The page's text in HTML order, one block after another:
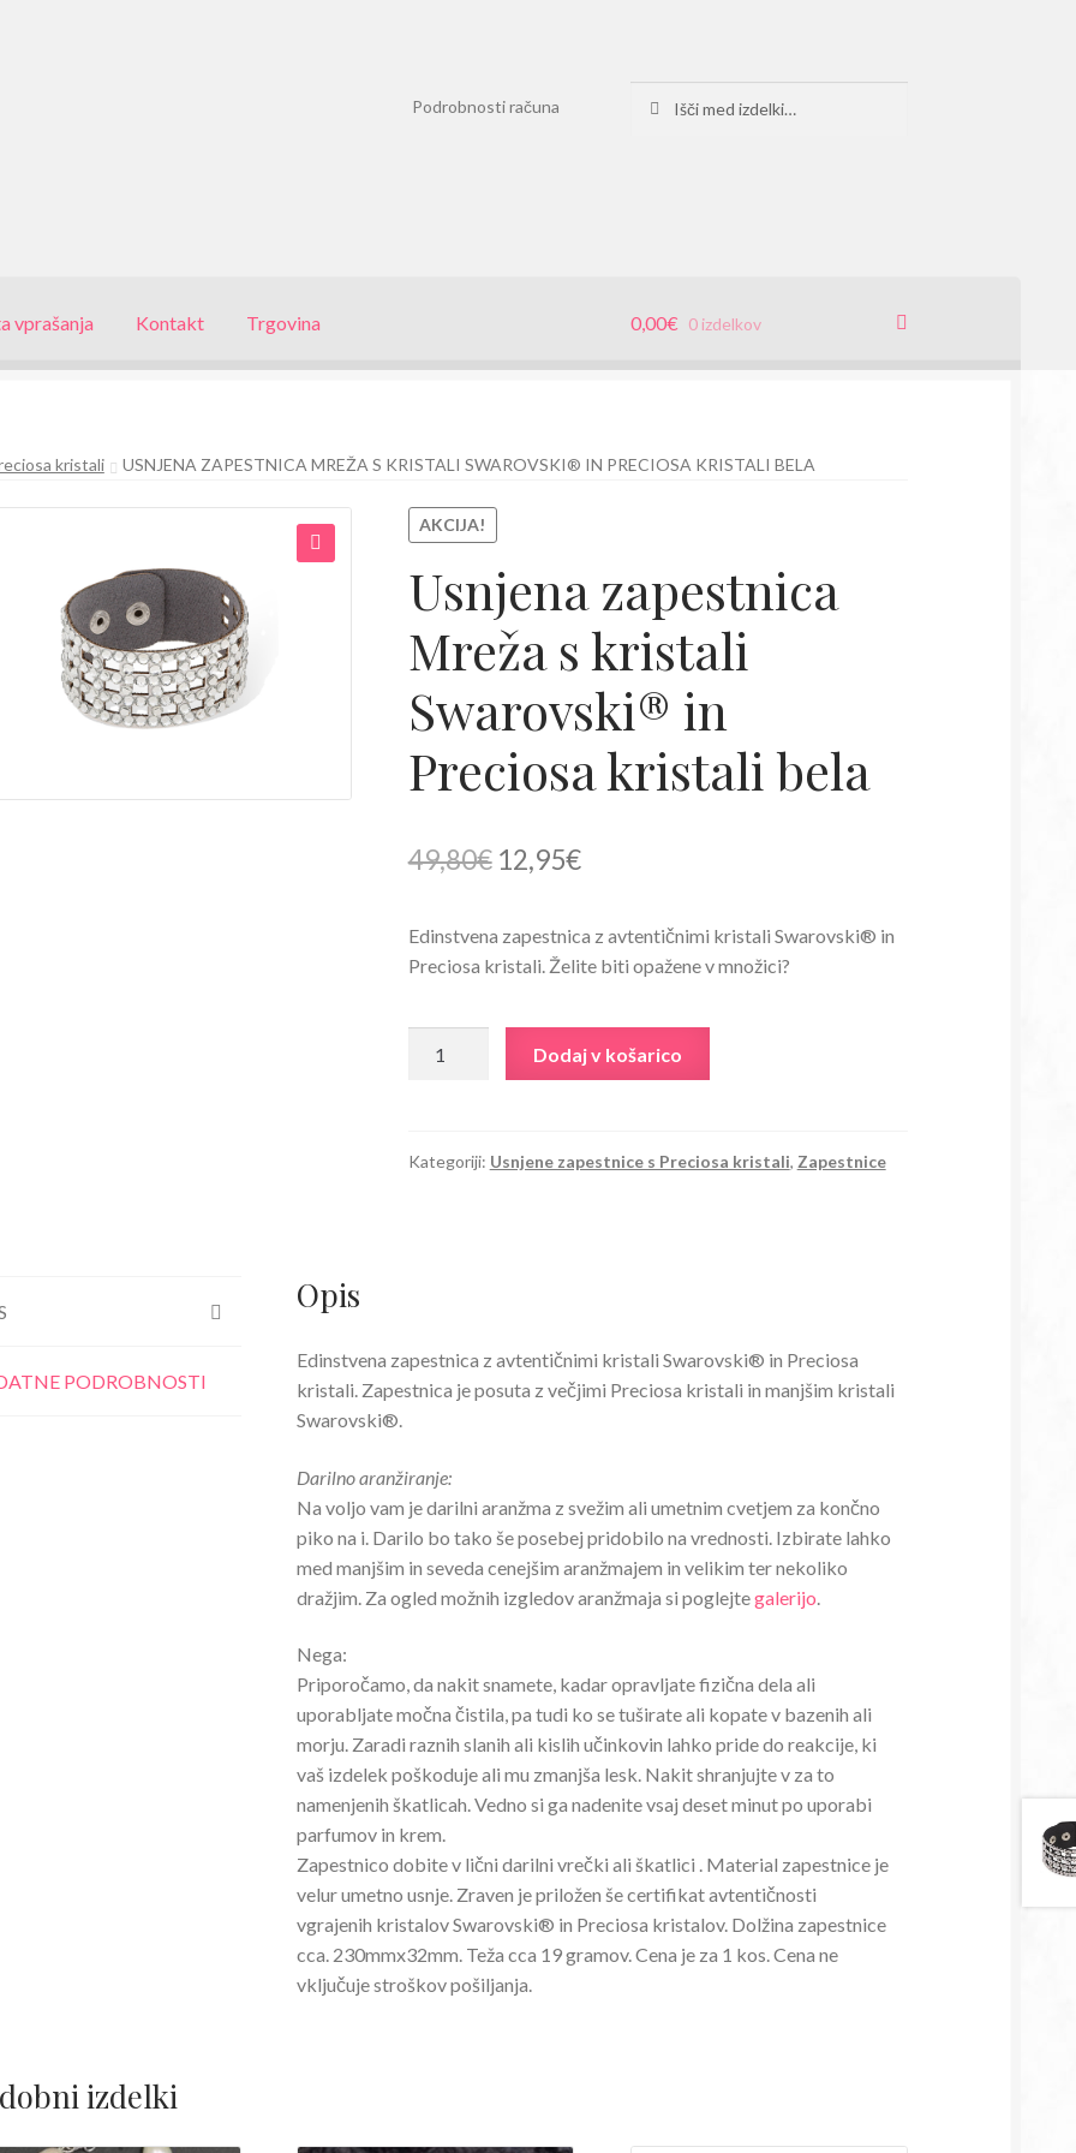
Podrobnosti računa
vprašanja Kontakt Trgovina 0,00€ 0 izdelkov
kristali USNJENA ZAPESTNICA MREŽA S KRISTALI SWAROVSKI® IN PRECIOSA KRISTALI BELA
AKCIJA!
Usnjena zapestnica
Mreža s kristali
Swarovski® in
Preciosa kristali bela
49,80€ Izvirna
je
49,80€.
12,95€Trenutna
je:
Edinstvena zapestnica z avtentičnimi kristali Swarovski® in
Preciosa kristali. Želite biti opažene v množici?
kristali
Dodaj v košarico
Kategoriji: Usnjene zapestnice s Preciosa kristali, Zapestnice
PODROBNOSTI
Opis
Edinstvena zapestnica z avtentičnimi kristali Swarovski® in Preciosa
kristali. Zapestnica je posuta z večjimi Preciosa kristali in manjšim kristali
Swarovski®.
Darilno aranžiranje:
Na voljo vam je darilni aranžma z svežim ali umetnim cvetjem za končno
piko na i. Darilo bo tako še posebej pridobilo na vrednosti. Izbirate lahko
med manjšim in seveda cenejšim aranžmajem in velikim ter nekoliko
dražjim. Za ogled možnih izgledov aranžmaja si poglejtegalerijo
Nega:
Priporočamo, da nakit snamete, kadar opravljate fizična dela ali
uporabljate močna čistila, pa tudi ko se tuširate ali kopate v bazenih ali
morju. Zaradi raznih slanih ali kislih učinkovin lahko pride do reakcije, ki
vaš izdelek poškoduje ali mu zmanjša lesk. Nakit shranjujte v za to
namenjenih škatlicah. Vedno si ga nadenite vsaj deset minut po uporabi
parfumov in krem.
Zapestnico dobite v lični darilni vrečki ali škatlici . Material zapestnice je
velur umetno usnje. Zraven je priložen še certifikat avtentičnosti
vgrajenih kristalov Swarovski® in Preciosa kristalov. Dolžina zapestnice
cca. 230mmx32mm. Teža cca 19 gramov. Cena je za 1 kos. Cena ne
vključuje stroškov pošiljanja.
izdelki